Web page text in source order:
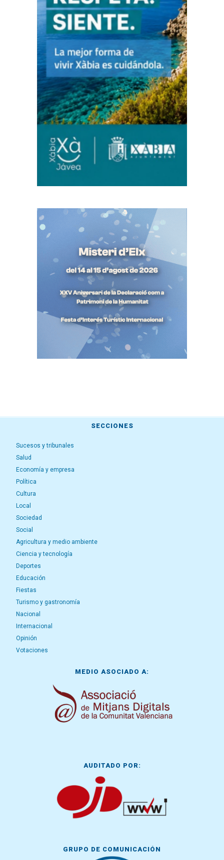
SECCIONES
Sucesos y tribunales
Salud
Economía y empresa
Política
Cultura
Local
Sociedad
Social
Agricultura y medio ambiente
Ciencia y tecnología
Deportes
Educación
Fiestas
Turismo y gastronomía
Nacional
Internacional
Opinión
Votaciones
MEDIO ASOCIADO A:
AUDITADO POR:
GRUPO DE COMUNICACIÓN